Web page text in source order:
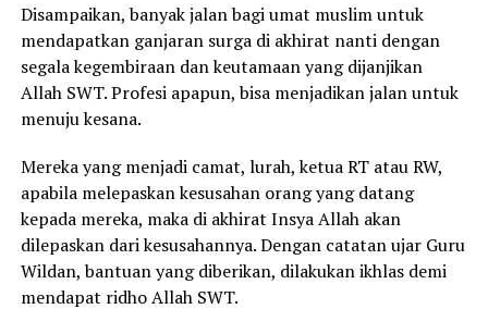
Disampaikan, banyak jalan bagi umat muslim untuk
mendapatkan ganjaran surga di akhirat nanti dengan
segala kegembiraan dan keutamaan yang dijanjikan
Allah SWT. Profesi apapun, bisa menjadikan jalan untuk
menuju kesana.
Mereka yang menjadi camat, lurah, ketua RT atau RW,
apabila melepaskan kesusahan orang yang datang
kepada mereka, maka di akhirat Insya Allah akan
dilepaskan dari kesusahannya. Dengan catatan ujar Guru
Wildan, bantuan yang diberikan, dilakukan ikhlas demi
mendapat ridho Allah SWT.